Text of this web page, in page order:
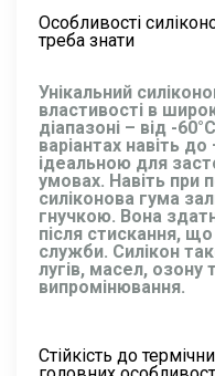
Особливості
треба знати
Унікальний
властивості в
діапазоні – від -
варіантах навіть
ідеальною для
умовах. Навіть при
силіконова гума
гнучкою. Вона
після стискання,
служби. Силікон
лугів, масел, озону
випромінювання.
Стійкість до